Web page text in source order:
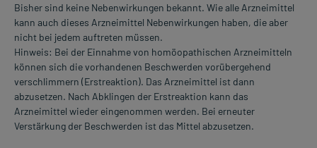
Bisher sind keine Nebenwirkungen bekannt. Wie alle Arzneimittel
kann auch dieses Arzneimittel Nebenwirkungen haben, die aber
nicht bei jedem auftreten müssen.
Hinweis: Bei der Einnahme von homöopathischen Arzneimitteln
können sich die vorhandenen Beschwerden vorübergehend
verschlimmern (Erstreaktion). Das Arzneimittel ist dann
abzusetzen. Nach Abklingen der Erstreaktion kann das
Arzneimittel wieder eingenommen werden. Bei erneuter
Verstärkung der Beschwerden ist das Mittel abzusetzen.